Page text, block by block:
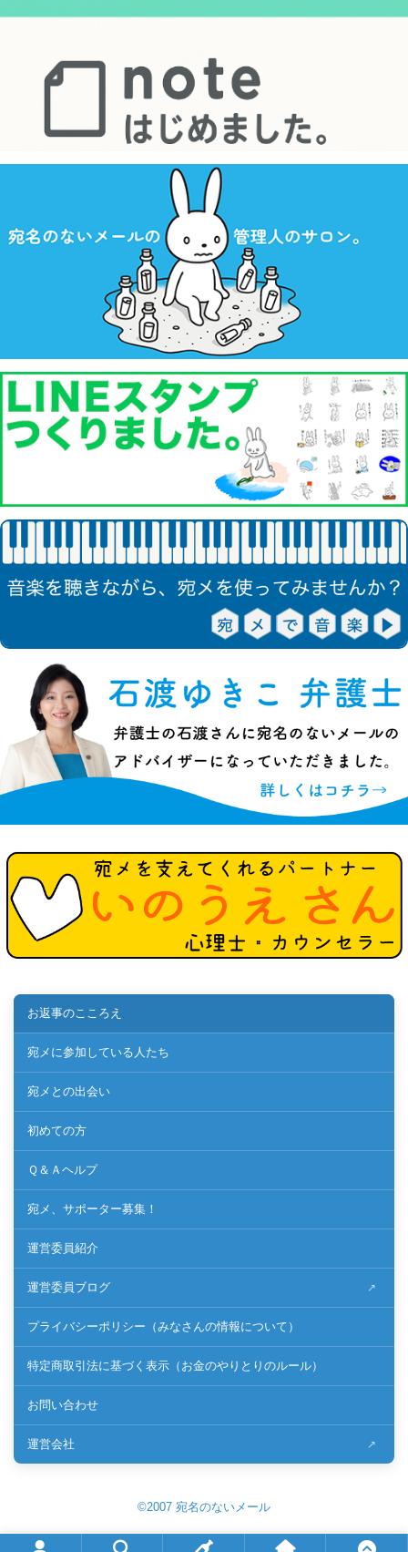
お返事のこころえ
宛メに参加している人たち
宛メとの出会い
初めての方
Ｑ＆Ａヘルプ
宛メ、サポーター募集！
運営委員紹介
運営委員ブログ
プライバシーポリシー（みなさんの情報について）
特定商取引法に基づく表示（お金のやりとりのルール）
お問い合わせ
運営会社
©2007 宛名のないメール